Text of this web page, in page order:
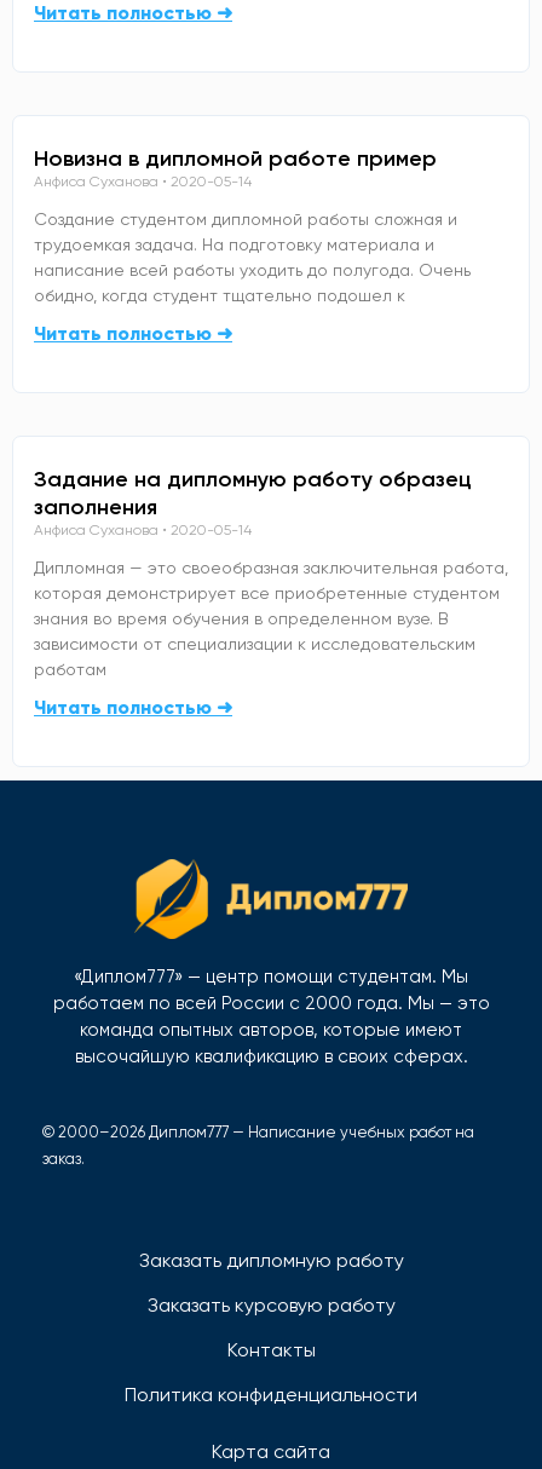
Читать полностью ➜
Новизна в дипломной работе пример
Анфиса Суханова 2020-05-14
Создание студентом дипломной работы сложная и
трудоемкая задача. На подготовку материала и
написание всей работы уходить до полугода. Очень
обидно, когда студент тщательно подошел к
Читать полностью ➜
Задание на дипломную работу образец
заполнения
Анфиса Суханова 2020-05-14
Дипломная — это своеобразная заключительная работа,
которая демонстрирует все приобретенные студентом
знания во время обучения в определенном вузе. В
зависимости от специализации к исследовательским
работам
Читать полностью ➜
«Диплом777» — центр помощи студентам. Мы
работаем по всей России с 2000 года. Мы — это
команда опытных авторов, которые имеют
высочайшую квалификацию в своих сферах.
© 2000–2026 Диплом777 — Написание учебных работ на
заказ.
Заказать дипломную работу
Заказать курсовую работу
Контакты
Политика конфиденциальности
Карта сайта